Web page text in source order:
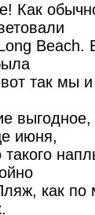
Как
Beach.
так мы
июня,
как по